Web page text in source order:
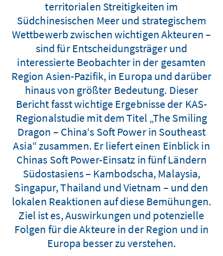
territorialen Streitigkeiten im
Südchinesischen Meer und strategischem
Wettbewerb zwischen wichtigen Akteuren –
sind für Entscheidungsträger und
interessierte Beobachter in der gesamten
Region Asien-Pazifik, in Europa und darüber
hinaus von größter Bedeutung. Dieser
Bericht fasst wichtige Ergebnisse der KAS-
Regionalstudie mit dem Titel „The Smiling
Dragon – China‘s Soft Power in Southeast
Asia“ zusammen. Er liefert einen Einblick in
Chinas Soft Power-Einsatz in fünf Ländern
Südostasiens – Kambodscha, Malaysia,
Singapur, Thailand und Vietnam – und den
lokalen Reaktionen auf diese Bemühungen.
Ziel ist es, Auswirkungen und potenzielle
Folgen für die Akteure in der Region und in
Europa besser zu verstehen.